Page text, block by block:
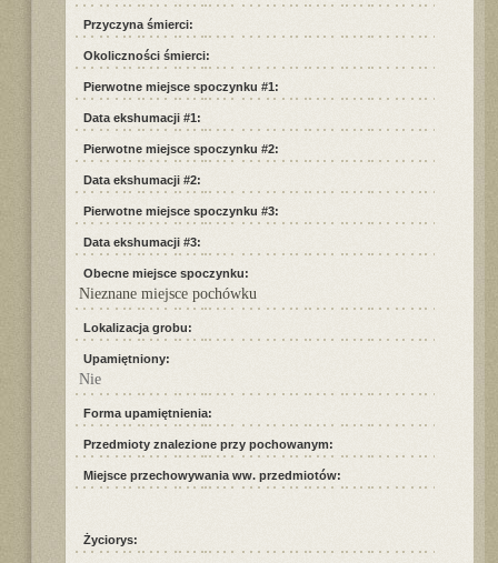
Przyczyna śmierci:
Okoliczności śmierci:
Pierwotne miejsce spoczynku #1:
Data ekshumacji #1:
Pierwotne miejsce spoczynku #2:
Data ekshumacji #2:
Pierwotne miejsce spoczynku #3:
Data ekshumacji #3:
Obecne miejsce spoczynku:
Nieznane miejsce pochówku
Lokalizacja grobu:
Upamiętniony:
Nie
Forma upamiętnienia:
Przedmioty znalezione przy pochowanym:
Miejsce przechowywania ww. przedmiotów:
Życiorys: